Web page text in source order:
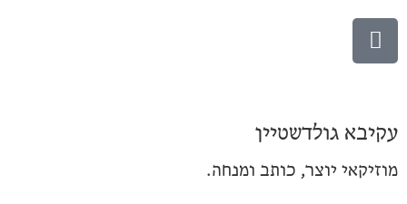
עקיבא גולדשטיין
מוזיקאי יוצר, כותב ומנחה.